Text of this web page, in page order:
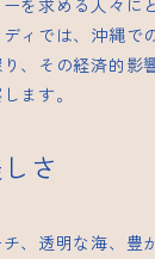
を求める人々に
ィでは、沖縄で
、その経済的影
ます。
さ
、透明な海、豊